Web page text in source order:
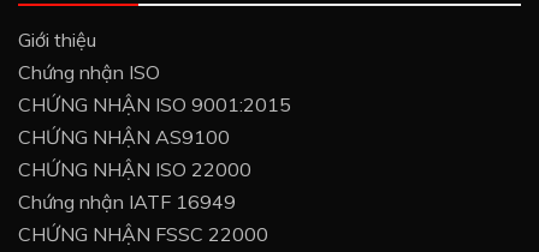
Giới thiệu
Chứng nhận ISO
CHỨNG NHẬN ISO 9001:2015
CHỨNG NHẬN AS9100
CHỨNG NHẬN ISO 22000
Chứng nhận IATF 16949
CHỨNG NHẬN FSSC 22000